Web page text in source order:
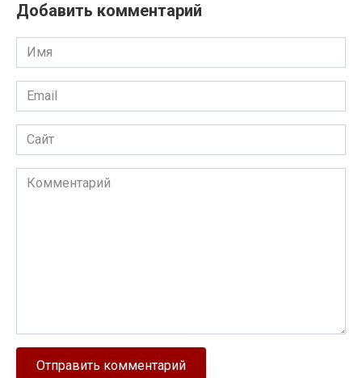
Добавить комментарий
Имя
Email
Сайт
Комментарий